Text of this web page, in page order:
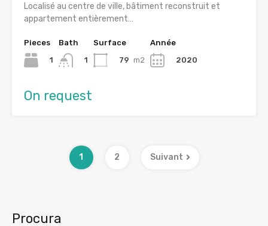
Localisé au centre de ville, bâtiment reconstruit et
appartement entièrement…
Pieces
1
Bath
1
Surface
79 m2
Année
2020
On request
1 2 Suivant
Procura